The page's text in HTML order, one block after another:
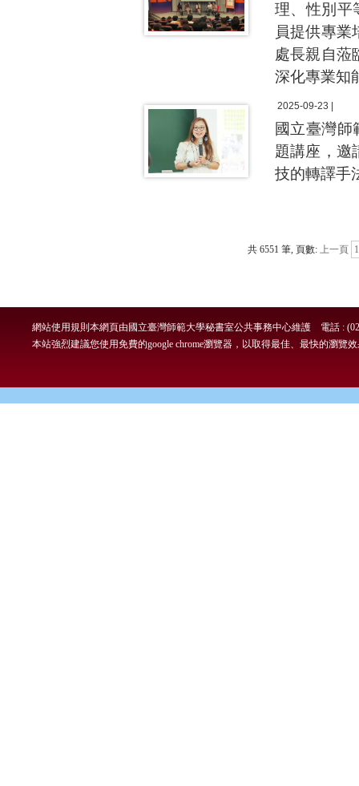
理、性別平
員提供專業
處長親自蒞
深化專業知
2025-09-23 |
國立臺灣
題講座，邀
技的轉譯手
共 6551 筆, 頁數: 上一頁 1
本網頁由國立臺灣師範大學秘書室公共事務中心維護 電話 :
網站使用規則
本站強烈建議您使用免費的google chrome瀏覽器，以取得最佳、最快的瀏覽